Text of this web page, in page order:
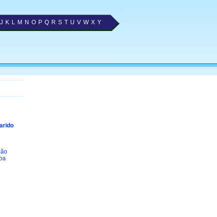
J K L M N O P Q R S T U V W X Y